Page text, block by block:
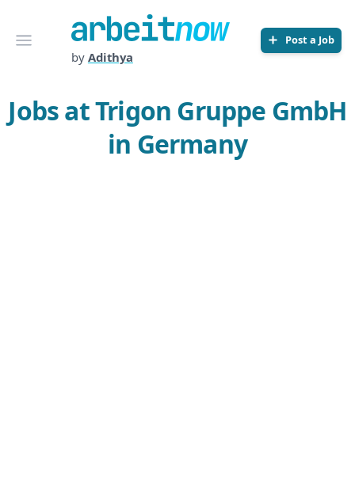
Open menu
Arbeitnow
by Adithya
Post a Job
Jobs at Trigon Gruppe GmbH
in Germany